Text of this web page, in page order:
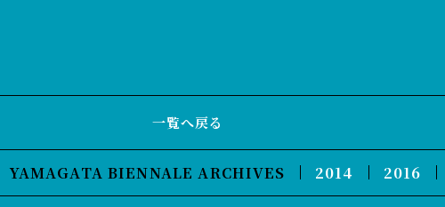
一覧へ戻る
YAMAGATA BIENNALE ARCHIVES 2014 2016